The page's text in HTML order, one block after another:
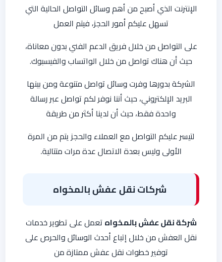
الإنترنت الذي أصبح من أهم وسائل التواصل الحالية التي
تسهل عليكم أمور الحجز، فيتم العمل
على التواصل من خلال فريق الدعم الفني بدون معاناة،
حيث أن هناك تواصل من خلال الواتساب والفيسبوك.
الشركة بدورها وفرت وسائل تواصل متنوعة ومن بينها
البريد الإلكتروني، حيث أننا نوفر لكم تواصل عبر رسالة
واحدة فقط، حيث أن لدينا أكثر من طريقة
لتيسر عليكم التواصل مع العملاء والحجز يتم من المرة
الأولى وليس بعدة الاتصال عدة مرات متتالية.
شركات نقل عفش بالمخواه
شركة نقل عفش بالمخواه تعمل على تطوير خدمات
نقل العفش من خلال إتباع أحدث الوسائل والحرص على
توفير خطوات نقل عفش ممتازة من